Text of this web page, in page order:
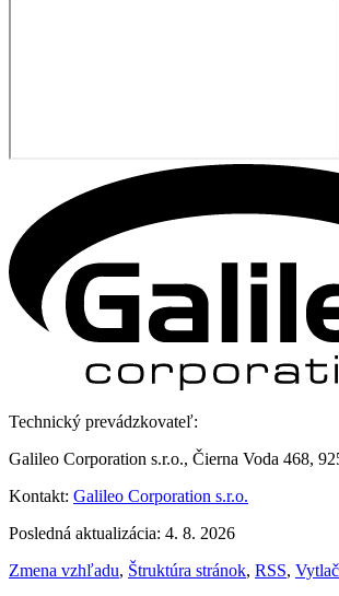
Technický prevádzkovateľ:
Galileo Corporation s.r.o., Čierna Voda 468,
Kontakt: Galileo Corporation s.r.o.
Posledná aktualizácia: 4. 8. 2026
Zmena vzhľadu, Štruktúra stránok, RSS,